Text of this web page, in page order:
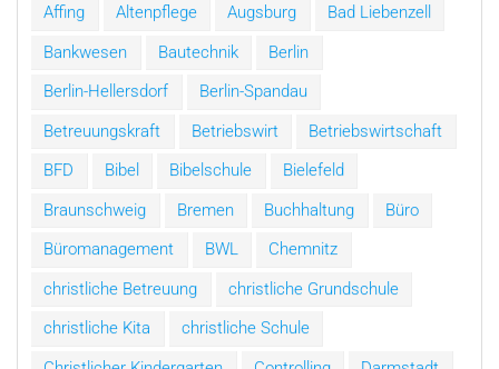
Affing Altenpflege Augsburg
Bad Liebenzell
Bankwesen
Bautechnik
Berlin
Berlin-Hellersdorf
Berlin-Spandau
Betreuungskraft
Betriebswirt
Betriebswirtschaft
BFD
Bibel Bibelschule
Bielefeld
Braunschweig
Bremen Buchhaltung
Büro
Büromanagement
BWL
Chemnitz
christliche Betreuung
christliche Grundschule
christliche Kita
christliche Schule